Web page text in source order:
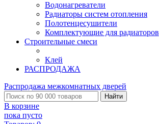
Водонагреватели
Радиаторы систем отопления
Полотенцесушители
Комплектующие для радиаторов
Строительные смеси
Клей
РАСПРОДАЖА
Распродажа межкомнатных дверей
Найти
В корзине
пока пусто